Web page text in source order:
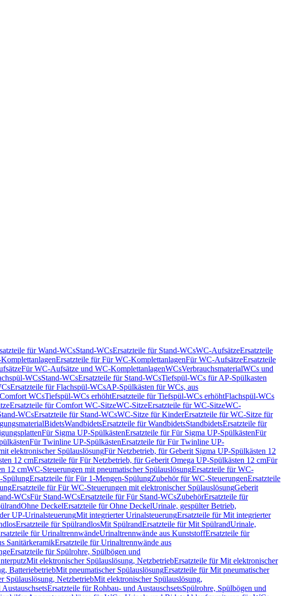
für Wand-WCsStand-WCsErsatzteile für Stand-WCsWC-AufsätzeErsatzteile
Ersatzteile für Für WC-KomplettanlagenFür WC-AufsätzeErsatzteile
Für WC-Aufsätze und WC-KomplettanlagenWCsVerbrauchsmaterialWCs und
WCsStand-WCsErsatzteile für Stand-WCsTiefspül-WCs für AP-Spülkasten
Ersatzteile für Flachspül-WCsAP-Spülkästen für WCs, aus
WCsTiefspül-WCs erhöhtErsatzteile für Tiefspül-WCs erhöhtFlachspül-WCs
Ersatzteile für Comfort WC-SitzeWC-SitzeErsatzteile für WC-SitzeWC-
WCsErsatzteile für Stand-WCsWC-Sitze für KinderErsatzteile für WC-Sitze für
BidetsWandbidetsErsatzteile für WandbidetsStandbidetsErsatzteile für
Für Sigma UP-SpülkästenErsatzteile für Für Sigma UP-SpülkästenFür
Für Twinline UP-SpülkästenErsatzteile für Für Twinline UP-
elektronischer SpülauslösungFür Netzbetrieb, für Geberit Sigma UP-Spülkästen 12
12 cmErsatzteile für Für Netzbetrieb, für Geberit Omega UP-Spülkästen 12 cmFür
12 cmWC-Steuerungen mit pneumatischer SpülauslösungErsatzteile für WC-
SpülungErsatzteile für Für 1-Mengen-SpülungZubehör für WC-SteuerungenErsatzteile
Ersatzteile für Für WC-Steuerungen mit elektronischer SpülauslösungGeberit
WCsFür Stand-WCsErsatzteile für Für Stand-WCsZubehörErsatzteile für
Ohne DeckelErsatzteile für Ohne DeckelUrinale, gespülter Betrieb,
UP-UrinalsteuerungMit integrierter UrinalsteuerungErsatzteile für Mit integrierter
Ersatzteile für SpülrandlosMit SpülrandErsatzteile für Mit SpülrandUrinale,
für UrinaltrennwändeUrinaltrennwände aus KunststoffErsatzteile für
SanitärkeramikErsatzteile für Urinaltrennwände aus
Ersatzteile für Spülrohre, Spülbögen und
Mit elektronischer Spülauslösung, NetzbetriebErsatzteile für Mit elektronischer
BatteriebetriebMit pneumatischer SpülauslösungErsatzteile für Mit pneumatischer
Spülauslösung, NetzbetriebMit elektronischer Spülauslösung,
Ersatzteile für Rohbau- und AustauschsetsSpülrohre, Spülbögen und